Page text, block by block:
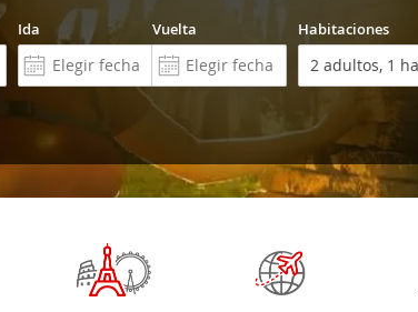
Ida Vuelta Habitaciones